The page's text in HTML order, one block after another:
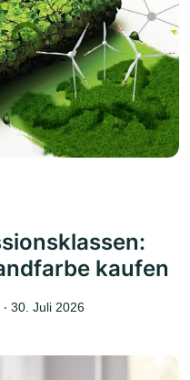
kaufen
‧ 30. Juli 2026